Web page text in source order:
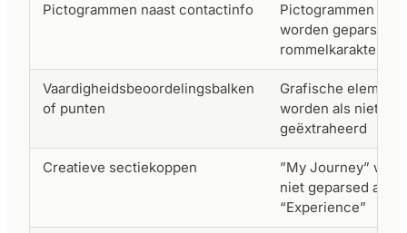
Pictogrammen naast contactinfo
Pictogrammen
worden geparsed
rommelkarakters
Vaardigheidsbeoordelingsbalken
of punten
Grafische
worden als niets
geëxtraheerd
Creatieve sectiekoppen
”My Journey”
niet geparsed als
“Experience”